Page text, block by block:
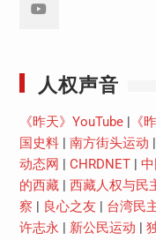
人权声音
《昨天》YouTube| 《
国史料| 南方街头运动
动态网
CHRDNET|
的西藏| 西藏人权与民
察
良心之友 台湾民
许志永
新公民运动